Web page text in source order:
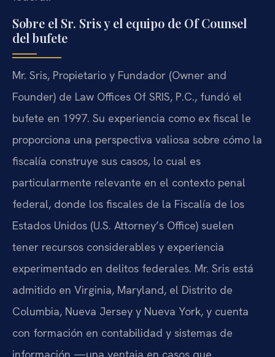
Sobre el Sr. Sris y el equipo de Of Counsel
del bufete
Mr. Sris, Propietario y Fundador (Owner and
Founder) de Law Offices Of SRIS, P.C., fundó el
bufete en 1997. Su experiencia como ex fiscal le
proporciona una perspectiva valiosa sobre cómo la
fiscalía construye sus casos, lo cual es
particularmente relevante en el contexto penal
federal, donde los fiscales de la Fiscalía de los
Estados Unidos (U.S. Attorney’s Office) suelen
tener recursos considerables y experiencia
experimentado en delitos federales. Mr. Sris está
admitido en Virginia, Maryland, el Distrito de
Columbia, Nueva Jersey y Nueva York, y cuenta
con formación en contabilidad y sistemas de